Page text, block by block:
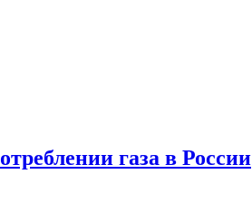
газа в России